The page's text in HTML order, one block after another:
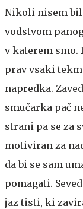
Nikoli nisem bil
vodstvom
v katerem smo.
prav vsaki
napredka.
smučarka pač
strani pa se za
motiviran za
da bi se sam
pomagati.
jaz tisti, ki